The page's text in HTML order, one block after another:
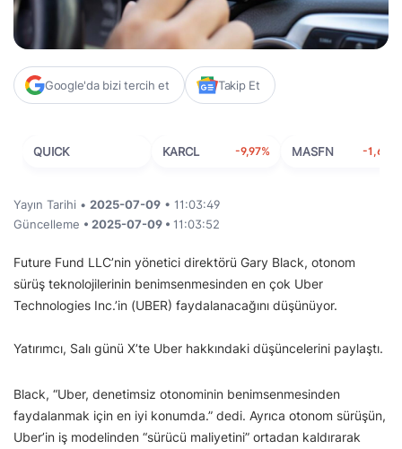
Google'da bizi tercih et Takip Et
QUICK KARCL -9,97% MASFN -1,63%
Yayın Tarihi • 2025-07-09 • 11:03:49
Güncelleme • 2025-07-09 • 11:03:52
Future Fund LLC’nin yönetici direktörü Gary Black, otonom
sürüş teknolojilerinin benimsenmesinden en çok Uber
Technologies Inc.’in (UBER) faydalanacağını düşünüyor.
Yatırımcı, Salı günü X’te Uber hakkındaki düşüncelerini paylaştı.
Black, “Uber, denetimsiz otonominin benimsenmesinden
faydalanmak için en iyi konumda.” dedi. Ayrıca otonom sürüşün,
Uber’in iş modelinden “sürücü maliyetini” ortadan kaldırarak